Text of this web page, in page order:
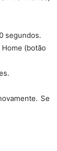
segundos.
(botão
Se